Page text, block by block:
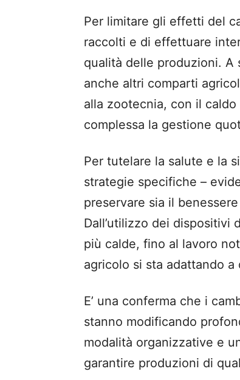
Per limitare gli effetti del
raccolti e di effettuare
qualità delle produzioni. A
anche altri comparti
alla zootecnia, con il
complessa la gestione
Per tutelare la salute e la
strategie specifiche –
preservare sia il
Dall’utilizzo dei
più calde, fino al lavoro
agricolo si sta adattando
E’ una conferma che i
stanno modificando
modalità organizzative e
garantire produzioni di